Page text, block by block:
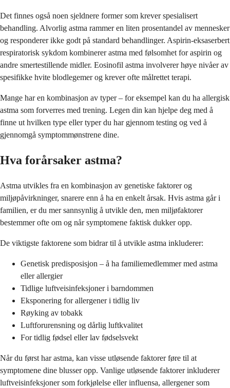
Det finnes også noen sjeldnere former som krever spesialisert
behandling. Alvorlig astma rammer en liten prosentandel av mennesker
og responderer ikke godt på standard behandlinger. Aspirin-eksaserbert
respiratorisk sykdom kombinerer astma med følsomhet for aspirin og
andre smertestillende midler. Eosinofil astma involverer høye nivåer av
spesifikke hvite blodlegemer og krever ofte målrettet terapi.
Mange har en kombinasjon av typer – for eksempel kan du ha allergisk
astma som forverres med trening. Legen din kan hjelpe deg med å
finne ut hvilken type eller typer du har gjennom testing og ved å
gjennomgå symptommønstrene dine.
Hva forårsaker astma?
Astma utvikles fra en kombinasjon av genetiske faktorer og
miljøpåvirkninger, snarere enn å ha en enkelt årsak. Hvis astma går i
familien, er du mer sannsynlig å utvikle den, men miljøfaktorer
bestemmer ofte om og når symptomene faktisk dukker opp.
De viktigste faktorene som bidrar til å utvikle astma inkluderer:
Genetisk predisposisjon – å ha familiemedlemmer med astma
eller allergier
Tidlige luftveisinfeksjoner i barndommen
Eksponering for allergener i tidlig liv
Røyking av tobakk
Luftforurensning og dårlig luftkvalitet
For tidlig fødsel eller lav fødselsvekt
Når du først har astma, kan visse utløsende faktorer føre til at
symptomene dine blusser opp. Vanlige utløsende faktorer inkluderer
luftveisinfeksjoner som forkjølelse eller influensa, allergener som